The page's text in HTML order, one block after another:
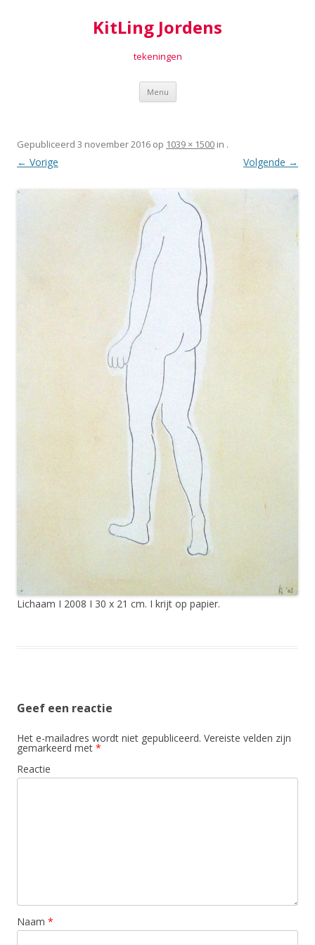
KitLing Jordens
tekeningen
Menu Spring
inhoud
Gepubliceerd 3 november 2016 op 1039 × 1500 in .
← Vorige Volgende →
Lichaam I 2008 I 30 x 21 cm. I krijt op papier.
Geef een reactie
Het e-mailadres wordt niet gepubliceerd. Vereiste velden zijn
gemarkeerd met *
Reactie
Naam *